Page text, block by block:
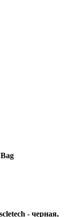
- черная,